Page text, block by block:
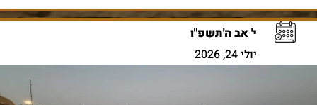
י' אב ה'תשפ"ו
יולי 24, 2026